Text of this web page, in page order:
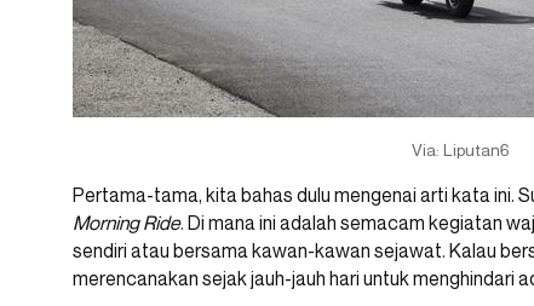
Via: Liputan6
Pertama-tama, kita bahas dulu mengenai arti kata ini.
Morning Ride. Di mana ini adalah semacam kegiatan
sendiri atau bersama kawan-kawan sejawat. Kalau
merencanakan sejak jauh-jauh hari untuk menghindari